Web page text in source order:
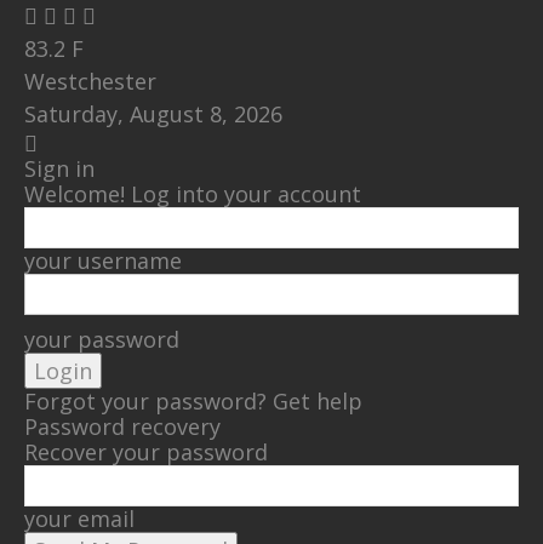
83.2 F
Westchester
Saturday, August 8, 2026
Sign in
Welcome! Log into your account
your username
your password
Forgot your password? Get help
Password recovery
Recover your password
your email